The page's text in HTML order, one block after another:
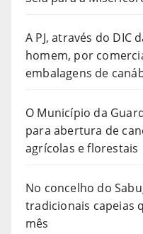
A PJ, através do DIC
homem, por
embalagens de
O Município da
para abertura de
agrícolas e florestais
No concelho do
tradicionais capeias
mês